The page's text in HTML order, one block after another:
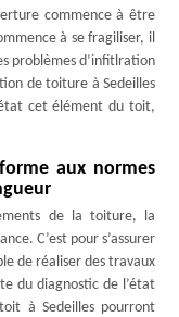
commence à être
à se fragiliser, il
problèmes d’infitlration
de toiture à Sedeilles
cet élément du toit,
aux normes
de la toiture, la
C’est pour s’assurer
de réaliser des travaux
du diagnostic de l’état
à Sedeilles pourront